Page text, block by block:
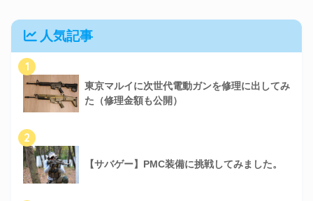
人気記事
1
東京マルイに次世代電動ガンを修理に出してみ
た（修理金額も公開）
2
【サバゲー】PMC装備に挑戦してみました。